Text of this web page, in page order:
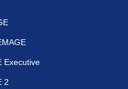
Executive
2